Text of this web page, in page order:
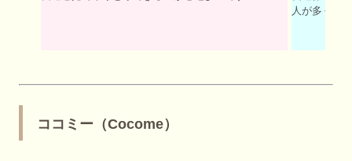
人が多くて
ココミー（Cocome）